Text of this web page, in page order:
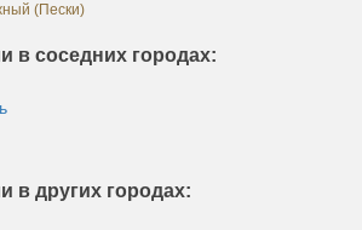
(Пески)
в соседних городах:
в других городах: